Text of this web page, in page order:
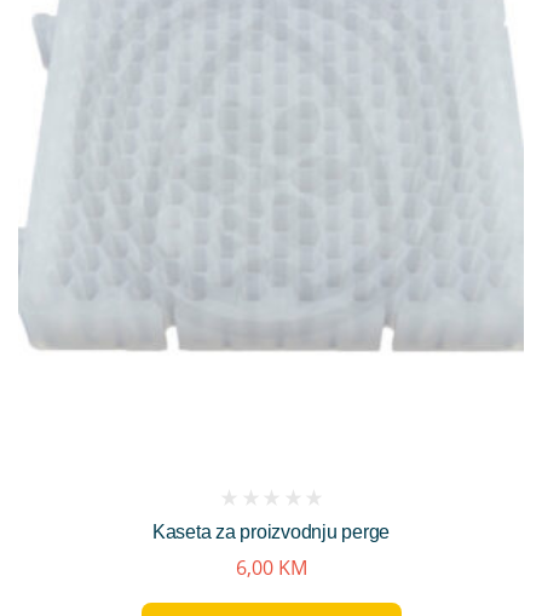
Kaseta za proizvodnju perge
reviews)
6,00 KM